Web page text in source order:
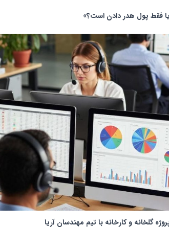
یا فقط پول هدر دادن است؟»
گلخانه و کارخانه با تیم مهندسان آریا